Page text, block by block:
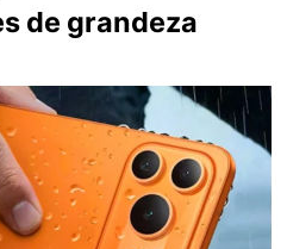
de grandeza